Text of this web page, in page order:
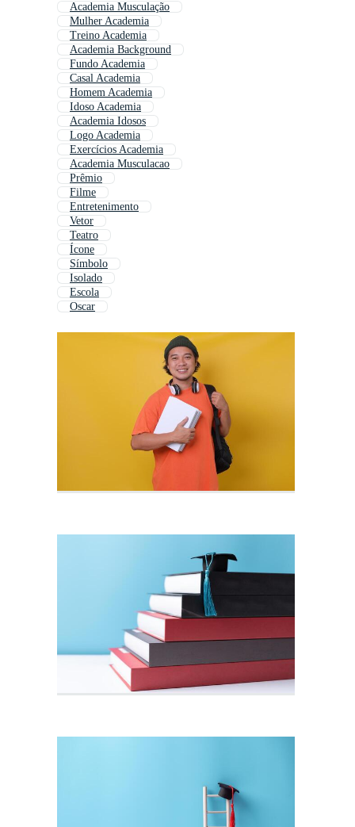
Academia Musculação
Mulher Academia
Treino Academia
Academia Background
Fundo Academia
Casal Academia
Homem Academia
Idoso Academia
Academia Idosos
Logo Academia
Exercícios Academia
Academia Musculacao
Prêmio
Filme
Entretenimento
Vetor
Teatro
Ícone
Símbolo
Isolado
Escola
Oscar